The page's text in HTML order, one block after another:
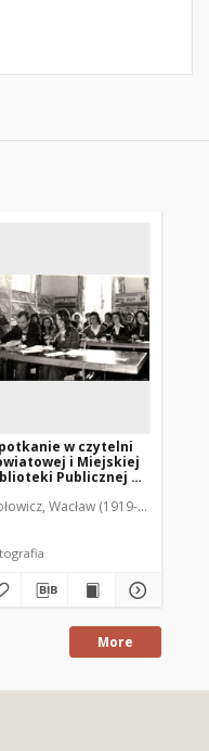
w czytelni
i Miejskiej
Publicznej w
Wacław (1919-1983). Fot.
More